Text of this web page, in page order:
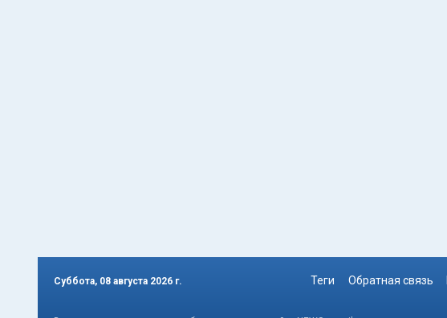
Суббота, 08 августа 2026 г. Теги Обратная связь